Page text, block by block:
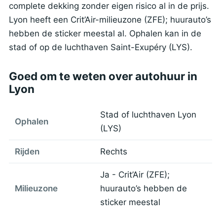
complete dekking zonder eigen risico al in de prijs.
Lyon heeft een Crit’Air-milieuzone (ZFE); huurauto’s
hebben de sticker meestal al. Ophalen kan in de
stad of op de luchthaven Saint-Exupéry (LYS).
Goed om te weten over autohuur in
Lyon
Ophalen
Stad of luchthaven Lyon
(LYS)
Rijden Rechts
Milieuzone
Ja - Crit’Air (ZFE);
huurauto’s hebben de
sticker meestal